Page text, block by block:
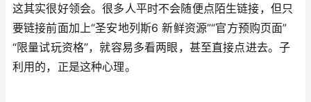
这其实很好领会。很多人平时不会随便点陌生链接，但只
要链接前面加上“圣安地列斯6 新鲜资源”“官方预购页面”
“限量试玩资格”，就容易多看两眼，甚至直接点进去。子
利用的，正是这种心理。